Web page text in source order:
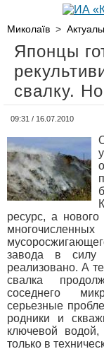
Миколаїв >
Японцы
свалку.
09:31 / 16.07.2010
ресурс, а
завода в
реализовано. А
свалка
соседнего
серьезные
родники и
ключевой
только в